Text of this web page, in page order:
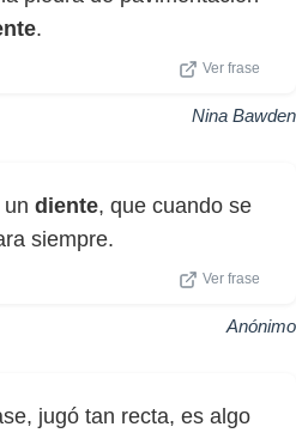
.
Ver frase
Nina Bawden
diente, que cuando se
siempre.
Ver frase
Anónimo
jugó tan recta, es algo